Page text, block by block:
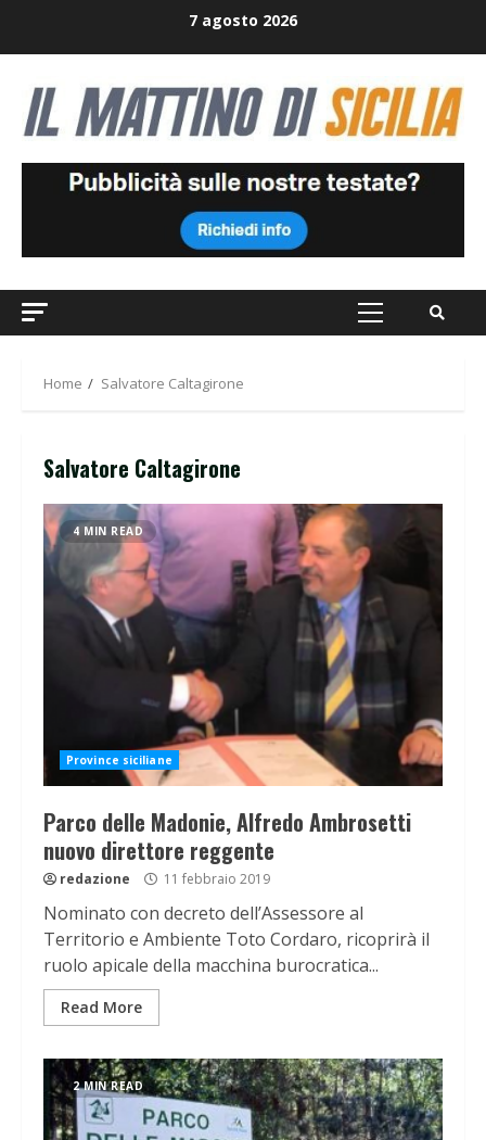
7 agosto 2026
Primary
Home Salvatore Caltagirone
Salvatore Caltagirone
4 MIN READ
Province siciliane
Parco delle Madonie, Alfredo Ambrosetti
nuovo direttore reggente
redazione 11 febbraio 2019
Nominato con decreto dell’Assessore al
Territorio e Ambiente Toto Cordaro, ricoprirà il
ruolo apicale della macchina burocratica...
Read More
2 MIN READ